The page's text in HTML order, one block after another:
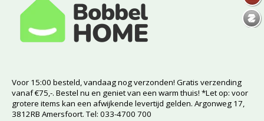
Voor 15:00 besteld, vandaag nog verzonden! Gratis verzending
vanaf €75,-. Bestel nu en geniet van een warm thuis! *Let op: voor
grotere items kan een afwijkende levertijd gelden. Argonweg 17,
3812RB Amersfoort. Tel: 033-4700 700